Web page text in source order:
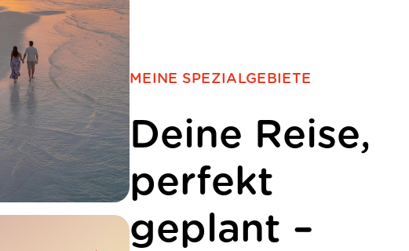
MEINE SPEZIALGEBIETE
Deine Reise,
perfekt
geplant –